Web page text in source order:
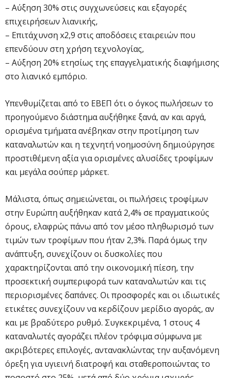
– Αύξηση 30% στις συγχωνεύσεις και εξαγορές
επιχειρήσεων λιανικής,
– Επιτάχυνση x2,9 στις αποδόσεις εταιρειών που
επενδύουν στη χρήση τεχνολογίας,
– Αύξηση 20% ετησίως της επαγγελματικής διαφήμισης
στο λιανικό εμπόριο.
Υπενθυμίζεται από το ΕΒΕΠ ότι ο όγκος πωλήσεων το
προηγούμενο διάστημα αυξήθηκε ξανά, αν και αργά,
ορισμένα τμήματα ανέβηκαν στην προτίμηση των
καταναλωτών και η τεχνητή νοημοσύνη δημιούργησε
προστιθέμενη αξία για ορισμένες αλυσίδες τροφίμων
και μεγάλα σούπερ μάρκετ.
Μάλιστα, όπως σημειώνεται, οι πωλήσεις τροφίμων
στην Ευρώπη αυξήθηκαν κατά 2,4% σε πραγματικούς
όρους, ελαφρώς πάνω από τον μέσο πληθωρισμό των
τιμών των τροφίμων που ήταν 2,3%. Παρά όμως την
ανάπτυξη, συνεχίζουν οι δυσκολίες που
χαρακτηρίζονται από την οικονομική πίεση, την
προσεκτική συμπεριφορά των καταναλωτών και τις
περιορισμένες δαπάνες. Οι προσφορές και οι ιδιωτικές
ετικέτες συνεχίζουν να κερδίζουν μερίδιο αγοράς, αν
και με βραδύτερο ρυθμό. Συγκεκριμένα, 1 στους 4
καταναλωτές αγοράζει πλέον τρόφιμα σύμφωνα με
ακριβότερες επιλογές, αντανακλώντας την αυξανόμενη
όρεξη για υγιεινή διατροφή και σταθεροποιώντας το